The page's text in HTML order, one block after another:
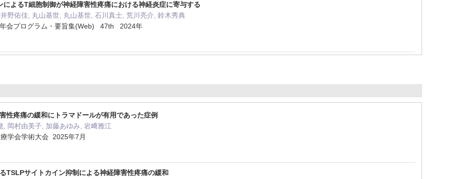
によるT細胞制御が神経障害性疼痛における神経炎症に寄与する
野佑佳, 丸山基世, 丸山基世, 石川真士, 荒川亮介, 鈴木秀典
年会プログラム・要旨集(Web) 47th 2024年
性疼痛の緩和にトラマドールが有用であった症例
, 岡村由美子, 加藤あゆみ, 岩﨑雅江
学会学術大会 2025年7月
TSLPサイトカイン抑制による神経障害性疼痛の緩和